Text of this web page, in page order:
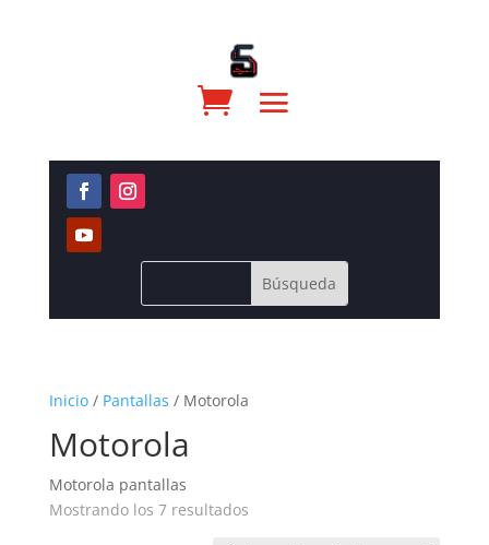
Inicio/ Pantallas / Motorola
Motorola
Motorola pantallas
Mostrando los 7 resultados